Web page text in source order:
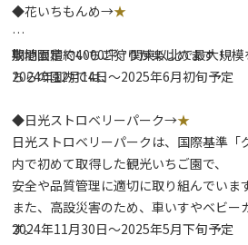
◆花いちもんめ→★
敷地面積約4000坪、関東以北で最大規
ちらの園内では、
期間限定でいちご狩りが楽しめます！
2024年12月14日～2025年6月初旬予定
◆日光ストロベリーパーク→★
日光ストロベリーパークは、国際基準「
内で初めて取得した観光いちご園で、
安全や品質管理に適切に取り組んでいます
また、高設災害のため、車いすやベビー
す。
2024年11月30日～2025年5月下旬予定